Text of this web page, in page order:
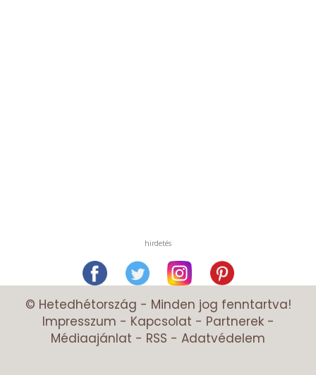
hirdetés
© Hetedhétország - Minden jog fenntartva!
Impresszum - Kapcsolat - Partnerek-
Médiaajánlat - RSS - Adatvédelem